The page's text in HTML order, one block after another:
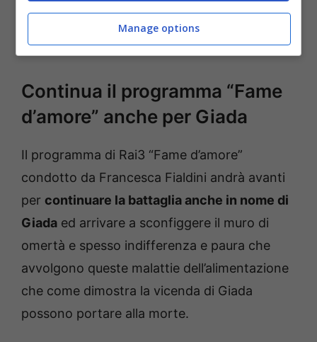
Continua il programma “Fame
d’amore” anche per Giada
Il programma di Rai3 “Fame d’amore”
condotto da Francesca Fialdini andrà avanti
per continuare la battaglia anche in nome di
Giada ed arrivare a sconfiggere il muro di
omertà e spesso indifferenza e paura che
avvolgono queste malattie dell’alimentazione
che come dimostra la vicenda di Giada
possono portare alla morte.
Manage options